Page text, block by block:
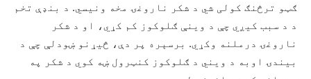
ګټو ترڅنګ کولی شي د شکر ناروغۍ مخه ونیسي. د بنډې تخم
د د سبب کيږي چې د وینې ګلوکوز کم کړي، او د شکر
ناروغۍ درملنه وکړي. برسېره پر دې، څیړنو ښودلې چې د
بیندۍ اوبه د ویني د ګلوکوز کنټرول ښه کوي د شکر په